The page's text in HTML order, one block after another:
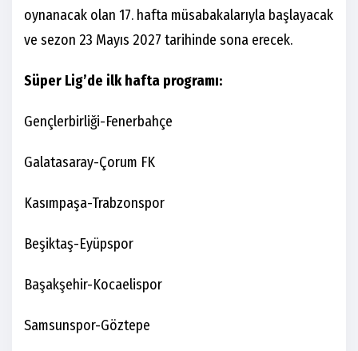
oynanacak olan 17. hafta müsabakalarıyla başlayacak
ve sezon 23 Mayıs 2027 tarihinde sona erecek.
Süper Lig’de ilk hafta programı:
Gençlerbirliği-Fenerbahçe
Galatasaray-Çorum FK
Kasımpaşa-Trabzonspor
Beşiktaş-Eyüpspor
Başakşehir-Kocaelispor
Samsunspor-Göztepe